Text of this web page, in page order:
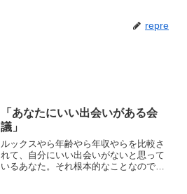
repre
「あなたにいい出会いがある会
議」
ルックスやら年齢やら年収やらを比較さ
れて、自分にいい出会いがないと思って
いるあなた。それ根本的なことなのです